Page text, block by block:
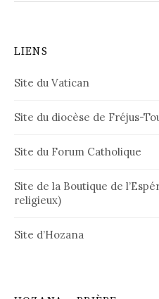
LIENS
Site du Vatican
Site du diocèse de Fréjus-
Site du Forum Catholique
Site de la Boutique de
religieux)
Site d’Hozana